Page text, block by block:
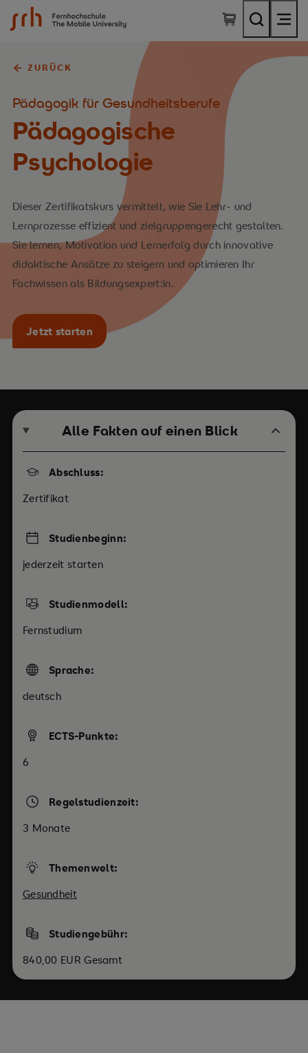
SRH Fernhochschule - The Mobile University
ZURÜCK
Pädagogik für Gesundheitsberufe
Pädagogische
Psychologie
Dieser Zertifikatskurs vermittelt, wie Sie Lehr- und
Lernprozesse effizient und zielgruppengerecht gestalten.
Sie lernen, Motivation und Lernerfolg durch innovative
didaktische Ansätze zu steigern und optimieren Ihr
Fachwissen als Bildungsexpert:in.
Jetzt starten
Alle Fakten auf einen Blick
Abschluss:
Zertifikat
Studienbeginn:
jederzeit starten
Studienmodell:
Fernstudium
Sprache:
deutsch
ECTS-Punkte:
6
Regelstudienzeit:
3 Monate
Themenwelt:
Gesundheit
Studiengebühr:
840,00 EUR Gesamt